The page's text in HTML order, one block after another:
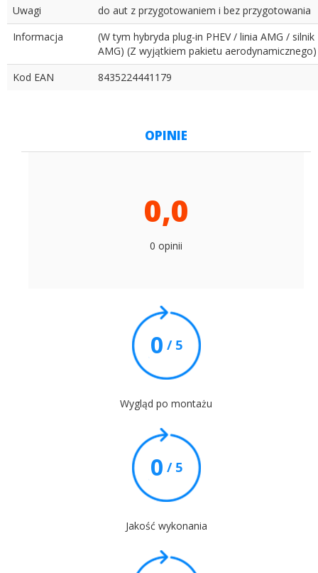
Uwagi
do aut z przygotowaniem i bez przygotowania
Informacja
(W tym hybryda plug-in PHEV / linia AMG / silnik
AMG) (Z wyjątkiem pakietu aerodynamicznego)
Kod EAN
8435224441179
OPINIE
0,0
0 opinii
0 / 5
Wygląd po montażu
0 / 5
Jakość wykonania